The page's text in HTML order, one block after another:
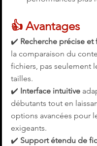
👍 Avantages
✔️ Recherche précise et
la comparaison du
fichiers, pas seulement
tailles.
✔️ Interface intuitive
débutants tout en
options avancées pour
exigeants.
✔️ Support étendu de